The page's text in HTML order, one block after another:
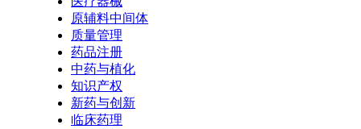
原辅料中间体
质量管理
药品注册
中药与植化
知识产权
新药与创新
临床药理